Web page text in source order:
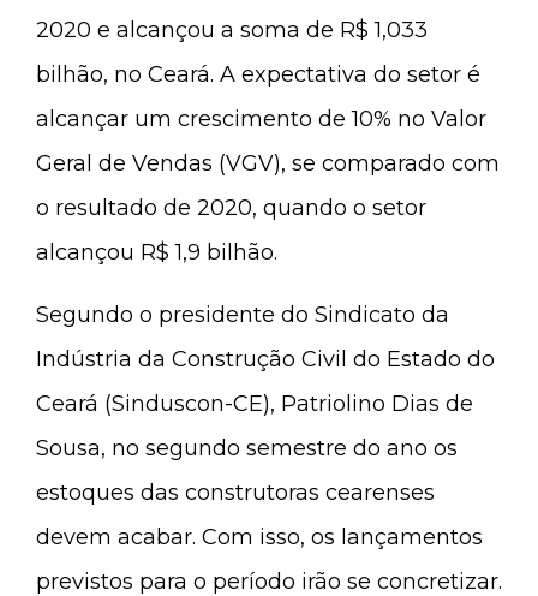
2020 e alcançou a soma de R$ 1,033
bilhão, no Ceará. A expectativa do setor é
alcançar um crescimento de 10% no Valor
Geral de Vendas (VGV), se comparado com
o resultado de 2020, quando o setor
alcançou R$ 1,9 bilhão.
Segundo o presidente do Sindicato da
Indústria da Construção Civil do Estado do
Ceará (Sinduscon-CE), Patriolino Dias de
Sousa, no segundo semestre do ano os
estoques das construtoras cearenses
devem acabar. Com isso, os lançamentos
previstos para o período irão se concretizar.